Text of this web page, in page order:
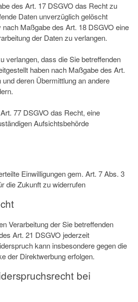
des Art. 17 DSGVO das Recht zu
Daten unverzüglich gelöscht
Maßgabe des Art. 18 DSGVO eine
der Daten zu verlangen.
verlangen, dass die Sie betreffenden
haben nach Maßgabe des Art.
deren Übermittlung an andere
77 DSGVO das Recht, eine
Aufsichtsbehörde
Einwilligungen gem. Art. 7 Abs. 3
die Zukunft zu widerrufen
Verarbeitung der Sie betreffenden
Art. 21 DSGVO jederzeit
kann insbesondere gegen die
der Direktwerbung erfolgen.
bei